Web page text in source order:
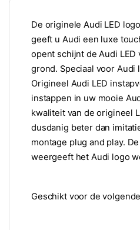
De originele Audi LED
geeft u Audi een luxe
opent schijnt de Audi
grond. Speciaal voor Audi
Origineel Audi LED
instappen in uw mooie
kwaliteit van de origineel
dusdanig beter dan
montage plug and play.
weergeeft het Audi logo
Geschikt voor de volgende